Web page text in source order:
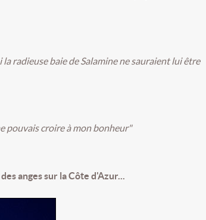
radieuse baie de Salamine ne sauraient lui être
pouvais croire à mon bonheur"
anges sur la Côte d'Azur...